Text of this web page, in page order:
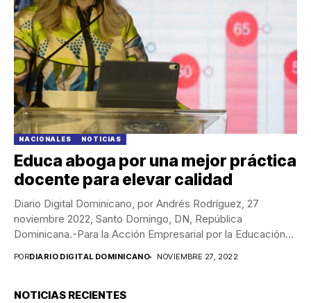
NACIONALES NOTICIAS
Educa aboga por una mejor práctica
docente para elevar calidad
Diario Digital Dominicano, por Andrés Rodríguez, 27
noviembre 2022, Santo Domingo, DN, República
Dominicana.-Para la Acción Empresarial por la Educación
PORDIARIO DIGITAL DOMINICANO NOVIEMBRE 27, 2022
NOTICIAS RECIENTES